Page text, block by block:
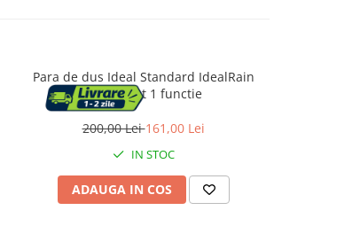
Para de dus Ideal Standard IdealRain
negru mat 1 functie
200,00 Lei161,00 Lei
IN STOC
ADAUGA IN COS